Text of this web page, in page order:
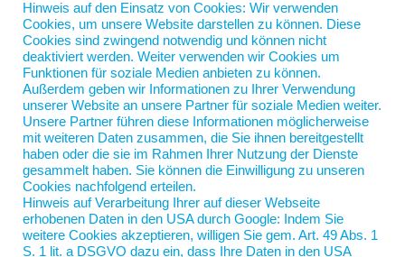
Und fordere hiermit……
vonJan Scherping|4. Juli 2023| Diese Woche
Ich gestehe, ich war entsetzt: Bei meiner Suche nach
Kandidaten hatte mir jemand einen Tipp gegeben,
Telefonnummer oder Mailadresse wollte er mir nicht
nennen, aber in den mehr oder minder sozialen
Medien würde ich den Mann finden. Gesagt, getan,
ein kurzer Text mit...
Hinweis auf den Einsatz von Cookies: Wir verwenden
Cookies, um unsere Website darstellen zu können. Diese
Cookies sind zwingend notwendig und können nicht
deaktiviert werden. Weiter verwenden wir Cookies um
Funktionen für soziale Medien anbieten zu können.
Außerdem geben wir Informationen zu Ihrer Verwendung
unserer Website an unsere Partner für soziale Medien weiter.
Unsere Partner führen diese Informationen möglicherweise
mit weiteren Daten zusammen, die Sie ihnen bereitgestellt
haben oder die sie im Rahmen Ihrer Nutzung der Dienste
gesammelt haben. Sie können die Einwilligung zu unseren
Cookies nachfolgend erteilen.
Hinweis auf Verarbeitung Ihrer auf dieser Webseite
erhobenen Daten in den USA durch Google: Indem Sie
weitere Cookies akzeptieren, willigen Sie gem. Art. 49 Abs. 1
S. 1 lit. a DSGVO dazu ein, dass Ihre Daten in den USA